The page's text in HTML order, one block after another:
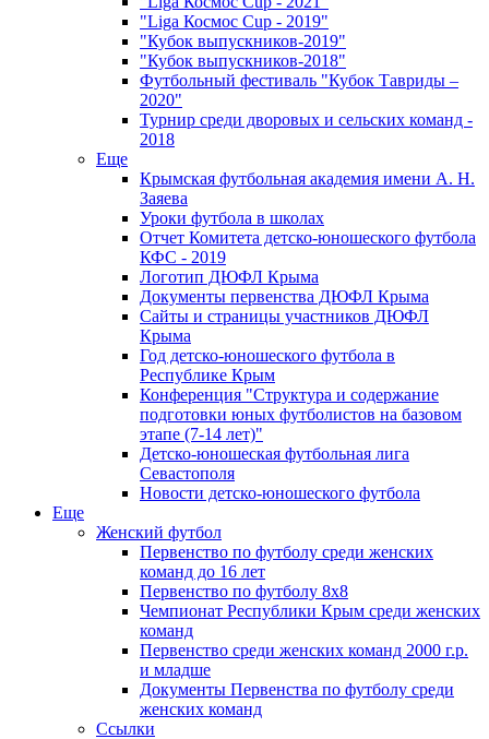
"Liga Космос Cup - 2019"
"Кубок выпускников-2019"
"Кубок выпускников-2018"
Футбольный фестиваль "Кубок Тавриды –
2020"
Турнир среди дворовых и сельских команд -
2018
Еще
Крымская футбольная академия имени А. Н.
Заяева
Уроки футбола в школах
Отчет Комитета детско-юношеского футбола
КФС - 2019
Логотип ДЮФЛ Крыма
Документы первенства ДЮФЛ Крыма
Сайты и страницы участников ДЮФЛ
Крыма
Год детско-юношеского футбола в
Республике Крым
Конференция "Структура и содержание
подготовки юных футболистов на базовом
этапе (7-14 лет)"
Детско-юношеская футбольная лига
Севастополя
Новости детско-юношеского футбола
Еще
Женский футбол
Первенство по футболу среди женских
команд до 16 лет
Первенство по футболу 8х8
Чемпионат Республики Крым среди женских
команд
Первенство среди женских команд 2000 г.р.
и младше
Документы Первенства по футболу среди
женских команд
Ссылки